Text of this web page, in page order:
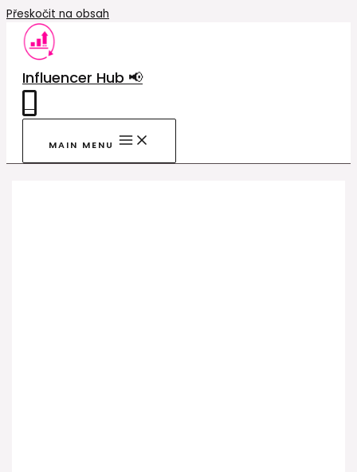
Přeskočit na obsah
Influencer Hub 📢
MAIN MENU